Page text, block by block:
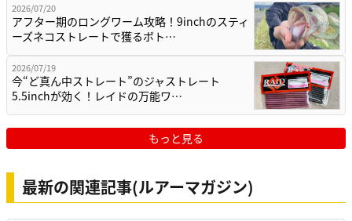
2026/07/20
アフター期のロングワーム攻略！9inchのスティ
ーズネコストレートで獲るボト…
2026/07/19
今“ど真ん中ストレート”のジャストレート
5.5inchが効く！レイドの万能ワ…
もっと見る
最新の関連記事(ルアーマガジン)